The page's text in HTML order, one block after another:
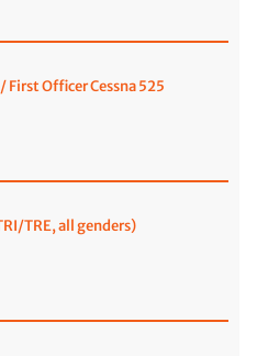
First Officer Cessna 525
TRE, all genders)